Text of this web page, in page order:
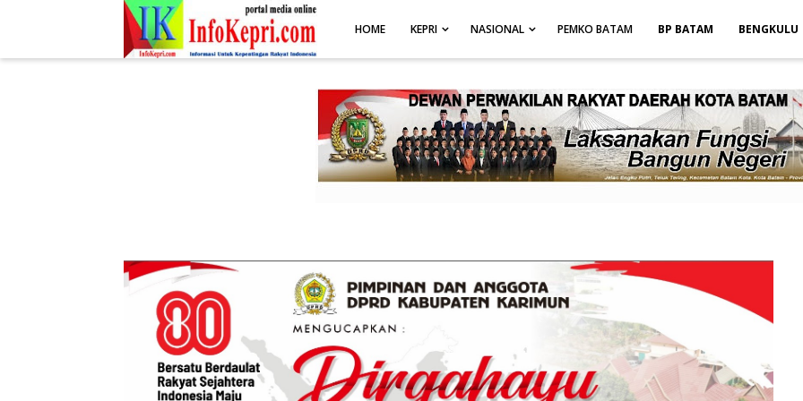
.post-body img { display: block; margin: 0 auto; max-width: 100%; height: auto; }
HOME KEPRI NASIONAL PEMKO BATAM BP BATAM BENGKULU